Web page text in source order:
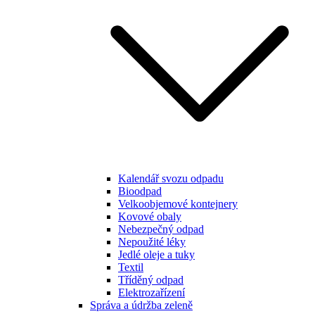
Kalendář svozu odpadu
Bioodpad
Velkoobjemové kontejnery
Kovové obaly
Nebezpečný odpad
Nepoužité léky
Jedlé oleje a tuky
Textil
Tříděný odpad
Elektrozařízení
Správa a údržba zeleně